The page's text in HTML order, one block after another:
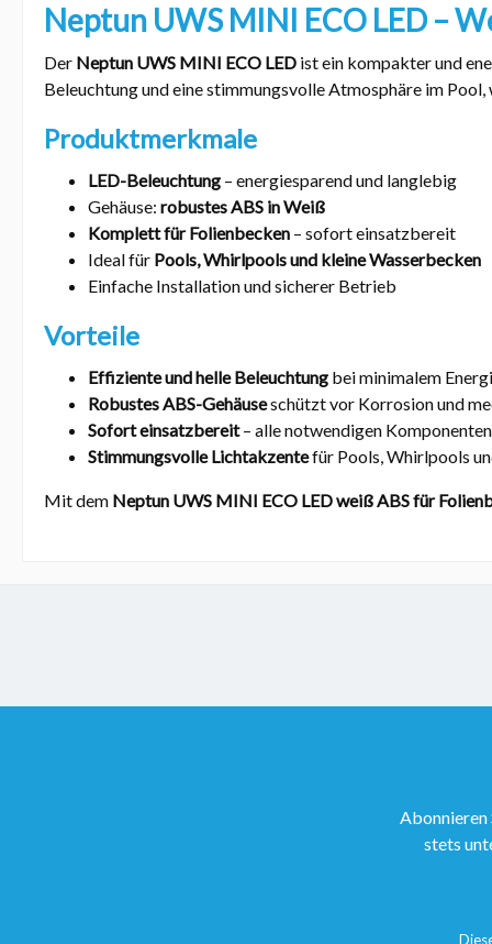
Neptun UWS MINI ECO LED –
Der Neptun UWS MINI ECO LED ist ein kompakter und
Beleuchtung und eine stimmungsvolle Atmosphäre im
Produktmerkmale
LED-Beleuchtung – energiesparend und langlebig
Gehäuse: robustes ABS in Weiß
Komplett für Folienbecken – sofort einsatzbereit
Ideal für Pools, Whirlpools und kleine Wasserbecken
Einfache Installation und sicherer Betrieb
Vorteile
Effiziente und helle Beleuchtung bei minimalem
Robustes ABS-Gehäuseschützt vor Korrosion und
Sofort einsatzbereit– alle notwendigen
Stimmungsvolle Lichtakzentefür Pools, Whirlpools
Mit dem Neptun UWS MINI ECO LED weiß ABS für
Abonnieren
stets